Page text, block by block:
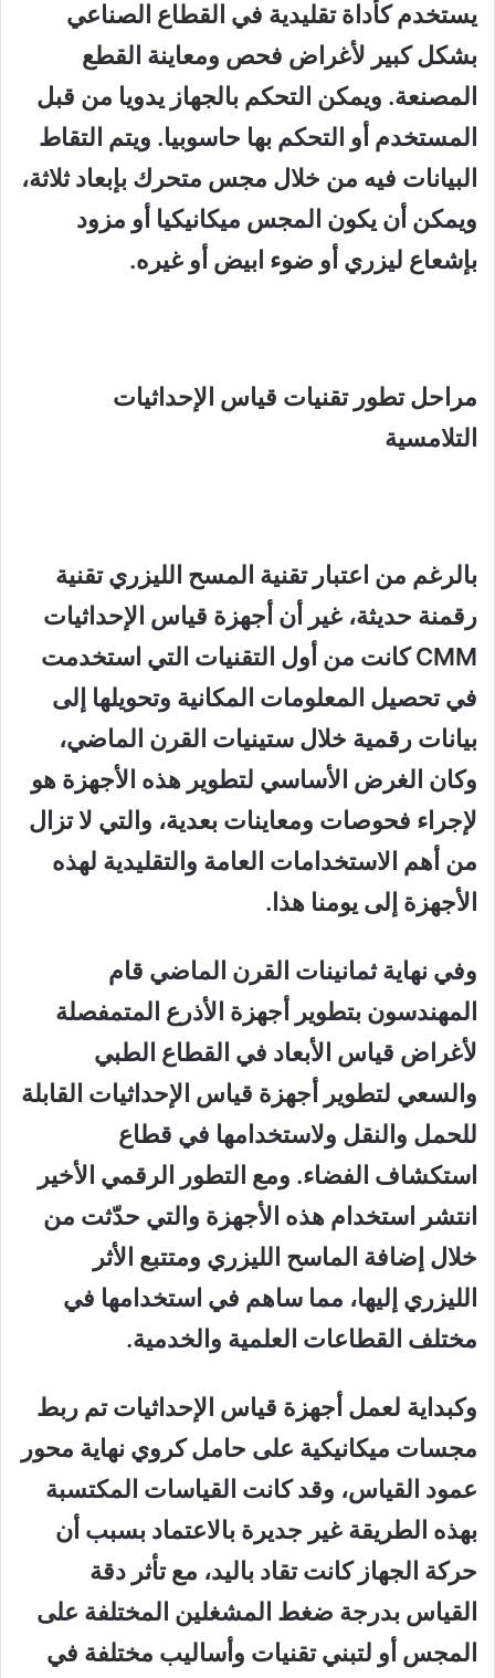
يستخدم كأداة تقليدية في القطاع الصناعي
بشكل كبير لأغراض فحص ومعاينة القطع
المصنعة. ويمكن التحكم بالجهاز يدويا من قبل
المستخدم أو التحكم بها حاسوبيا. ويتم التقاط
البيانات فيه من خلال مجس متحرك بإبعاد ثلاثة،
ويمكن أن يكون المجس ميكانيكيا أو مزود
بإشعاع ليزري أو ضوء ابيض أو غيره.
مراحل تطور تقنيات قياس الإحداثيات
التلامسية
بالرغم من اعتبار تقنية المسح الليزري تقنية
رقمنة حديثة، غير أن أجهزة قياس الإحداثيات
CMM كانت من أول التقنيات التي استخدمت
في تحصيل المعلومات المكانية وتحويلها إلى
بيانات رقمية خلال ستينيات القرن الماضي،
وكان الغرض الأساسي لتطوير هذه الأجهزة هو
لإجراء فحوصات ومعاينات بعدية، والتي لا تزال
من أهم الاستخدامات العامة والتقليدية لهذه
الأجهزة إلى يومنا هذا.
وفي نهاية ثمانينات القرن الماضي قام
المهندسون بتطوير أجهزة الأذرع المتمفصلة
لأغراض قياس الأبعاد في القطاع الطبي
والسعي لتطوير أجهزة قياس الإحداثيات القابلة
للحمل والنقل ولاستخدامها في قطاع
استكشاف الفضاء. ومع التطور الرقمي الأخير
انتشر استخدام هذه الأجهزة والتي حدّثت من
خلال إضافة الماسح الليزري ومتتبع الأثر
الليزري إليها، مما ساهم في استخدامها في
مختلف القطاعات العلمية والخدمية.
وكبداية لعمل أجهزة قياس الإحداثيات تم ربط
مجسات ميكانيكية على حامل كروي نهاية محور
عمود القياس، وقد كانت القياسات المكتسبة
بهذه الطريقة غير جديرة بالاعتماد بسبب أن
حركة الجهاز كانت تقاد باليد، مع تأثر دقة
القياس بدرجة ضغط المشغلين المختلفة على
المجس أو لتبني تقنيات وأساليب مختلفة في